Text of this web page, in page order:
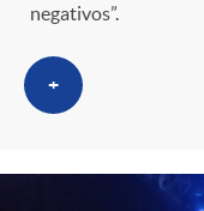
negativos”.
+